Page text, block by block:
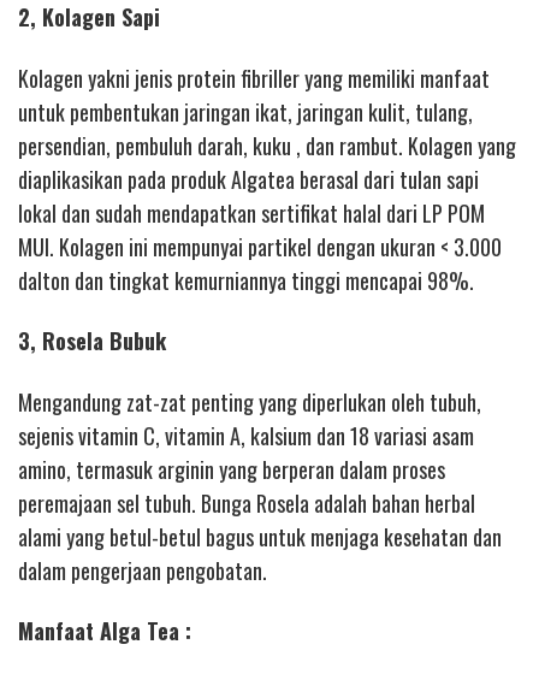
2, Kolagen Sapi
Kolagen yakni jenis protein fibriller yang memiliki manfaat
untuk pembentukan jaringan ikat, jaringan kulit, tulang,
persendian, pembuluh darah, kuku , dan rambut. Kolagen yang
diaplikasikan pada produk Algatea berasal dari tulan sapi
lokal dan sudah mendapatkan sertifikat halal dari LP POM
MUI. Kolagen ini mempunyai partikel dengan ukuran < 3.000
dalton dan tingkat kemurniannya tinggi mencapai 98%.
3, Rosela Bubuk
Mengandung zat-zat penting yang diperlukan oleh tubuh,
sejenis vitamin C, vitamin A, kalsium dan 18 variasi asam
amino, termasuk arginin yang berperan dalam proses
peremajaan sel tubuh. Bunga Rosela adalah bahan herbal
alami yang betul-betul bagus untuk menjaga kesehatan dan
dalam pengerjaan pengobatan.
Manfaat Alga Tea :